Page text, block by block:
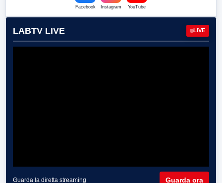
Facebook Instagram YouTube
LABTV LIVE LIVE
Guarda la diretta streaming Guarda ora